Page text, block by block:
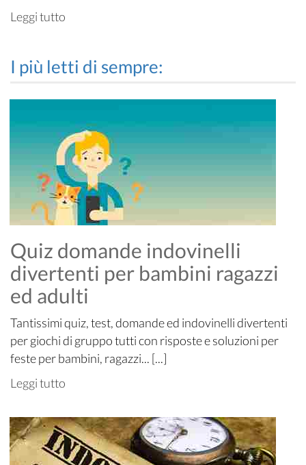
Leggi tutto
I più letti di sempre:
Quiz domande indovinelli
divertenti per bambini ragazzi
ed adulti
Tantissimi quiz, test, domande ed indovinelli divertenti
per giochi di gruppo tutti con risposte e soluzioni per
feste per bambini, ragazzi... [...]
Leggi tutto